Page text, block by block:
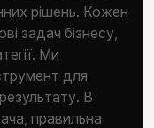
рішень. Кожен
задач бізнесу,
Ми
для
В
правильна